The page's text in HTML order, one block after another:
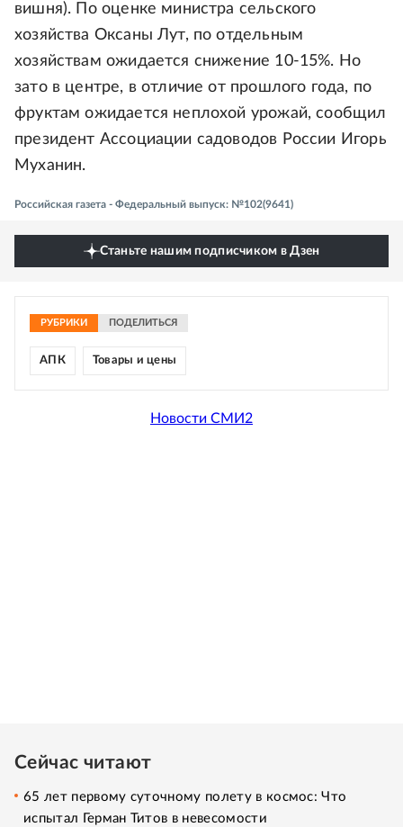
вишня). По оценке министра сельского
хозяйства Оксаны Лут, по отдельным
хозяйствам ожидается снижение 10-15%. Но
зато в центре, в отличие от прошлого года, по
фруктам ожидается неплохой урожай, сообщил
президент Ассоциации садоводов России Игорь
Муханин.
Российская газета - Федеральный выпуск: №102(9641)
Станьте нашим подписчиком в Дзен
РУБРИКИ ПОДЕЛИТЬСЯ
АПК Товары и цены
Новости СМИ2
Сейчас читают
65 лет первому суточному полету в космос: Что
испытал Герман Титов в невесомости